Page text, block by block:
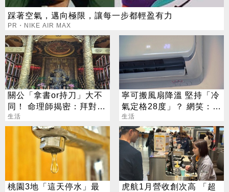
踩著空氣，邁向極限，讓每一步都輕盈有力
PR・NIKE AIR MAX
關公「拿書or持刀」大不
同！ 命理師揭密：拜對大
加分、拜錯恐虧本
生活
寧可搬風扇降溫 堅持「冷
氣定格28度」？ 網笑：全
台長輩通病
生活
桃園3地「這天停水」最
虎航1月營收創次高 「超